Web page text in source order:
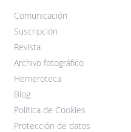
Comunicación
Suscripción
Revista
Archivo fotográfico
Hemeroteca
Blog
Política de Cookies
Protección de datos